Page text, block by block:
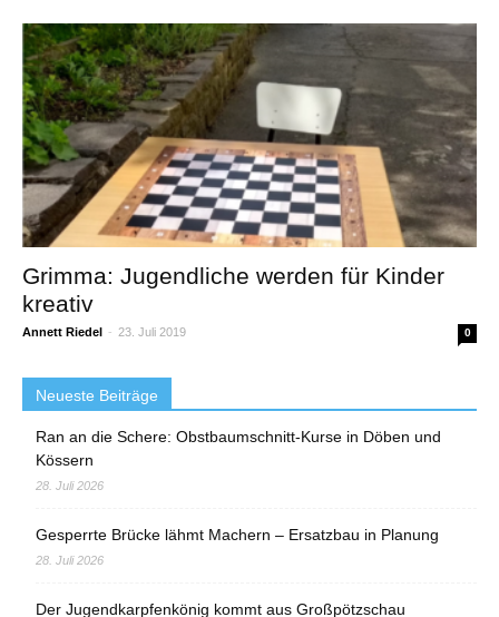
Grimma: Jugendliche werden für Kinder
kreativ
Annett Riedel - 23. Juli 2019 0
Neueste Beiträge
Ran an die Schere: Obstbaumschnitt-Kurse in Döben und
Kössern
28. Juli 2026
Gesperrte Brücke lähmt Machern – Ersatzbau in Planung
28. Juli 2026
Der Jugendkarpfenkönig kommt aus Großpötzschau